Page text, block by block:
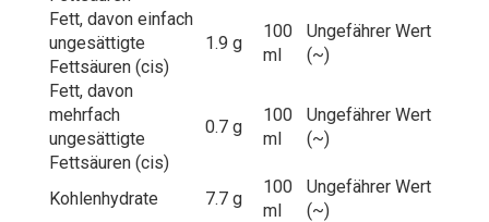
Fett, davon einfach
ungesättigte
Fettsäuren (cis)
1.9 g
100
ml
Ungefährer Wert
(~)
Fett, davon
mehrfach
ungesättigte
Fettsäuren (cis)
0.7 g
100
ml
Ungefährer Wert
(~)
Kohlenhydrate 7.7 g
100
ml
Ungefährer Wert
(~)